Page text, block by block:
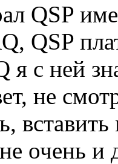
QSP
QSP
я с ней
не
очень